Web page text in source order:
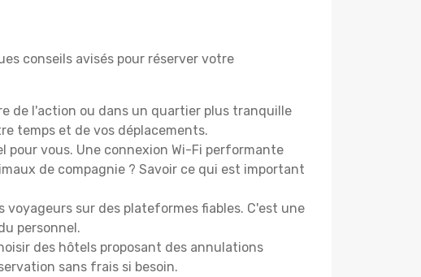
conseils avisés pour réserver votre
de l'action ou dans un quartier plus tranquille
temps et de vos déplacements.
vous. Une connexion Wi-Fi performante
de compagnie ? Savoir ce qui est important
sur des plateformes fiables. C'est une
personnel.
des hôtels proposant des annulations
sans frais si besoin.